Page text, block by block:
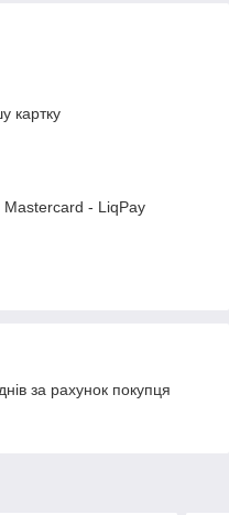
картку
- LiqPay
за рахунок покупця